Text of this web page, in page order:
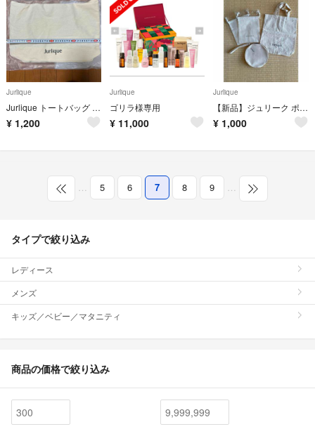
Jurlique
Jurlique トートバッグ クリーム色
¥ 1,200
Jurlique
ゴリラ様専用
¥ 11,000
Jurlique
【新品】ジュリーク ポーチ＆バッグ、AQUA ・AQUA巾着計4点！
¥ 1,000
… 5 6 7 8 9 …
タイプで絞り込み
レディース
メンズ
キッズ／ベビー／マタニティ
商品の価格で絞り込み